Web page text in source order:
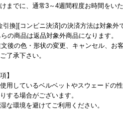
までに、通常3～4週間程度お時間をい
換][コンビニ決済]の決済方法は対象外
の商品は返品対象外商品になります。
後の色・形状の変更、キャンセル、お
了承下さい。
】
使用しているベルベットやスウェードの
する場合がございます。
な環境を避けてご利用ください。